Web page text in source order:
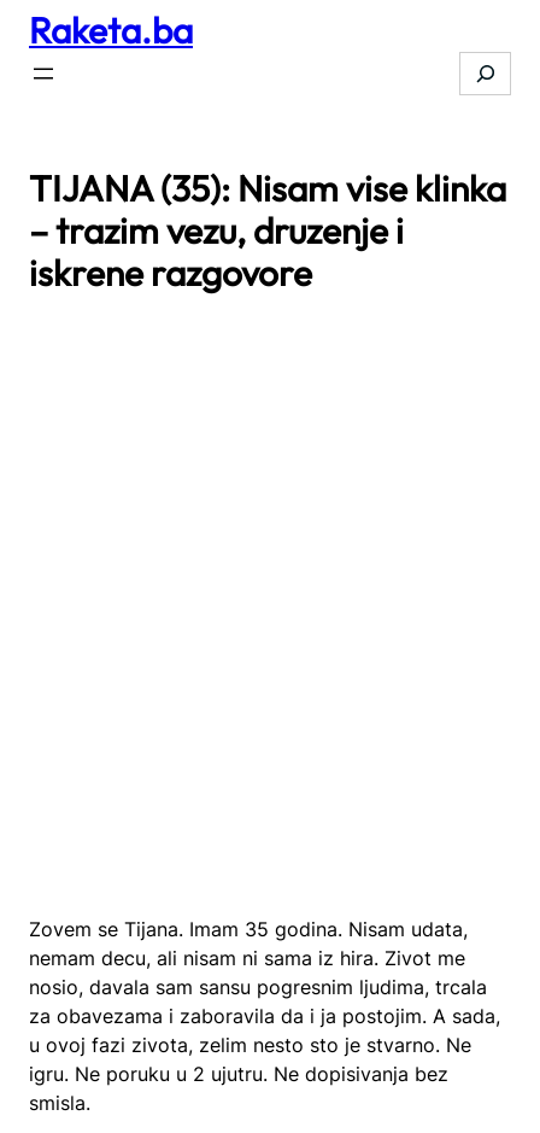
Skip
content
Raketa.ba
Search
TIJANA (35): Nisam vise klinka
– trazim vezu, druzenje i
iskrene razgovore
Zovem se Tijana. Imam 35 godina. Nisam udata,
nemam decu, ali nisam ni sama iz hira. Zivot me
nosio, davala sam sansu pogresnim ljudima, trcala
za obavezama i zaboravila da i ja postojim. A sada,
u ovoj fazi zivota, zelim nesto sto je stvarno. Ne
igru. Ne poruku u 2 ujutru. Ne dopisivanja bez
smisla.